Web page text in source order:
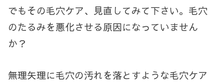
でもその毛穴ケア、見直してみて下さい。毛穴
のたるみを悪化させる原因になっていません
か？
無理矢理に毛穴の汚れを落とすような毛穴ケア